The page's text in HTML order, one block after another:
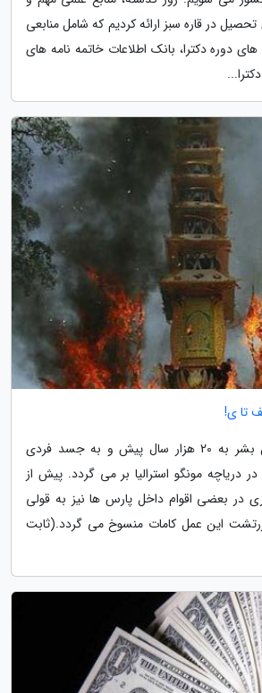
تحصیل در قاره سبز ارائه کردیم که شامل منابعی
دوره دکترا، بانک اطلاعات خاتمه نامه های
تا ی!
تاریخ مرده سوزی بین بشر به 20 هزار سال پیش و به جسد فردی
دریاچه مونگو استرالیا بر می گردد. پیش از
در بعضی اقوام داخل پارس ها نیز به قولی
زرتشت این عمل کامات منسوخ می گردد.(ثابت